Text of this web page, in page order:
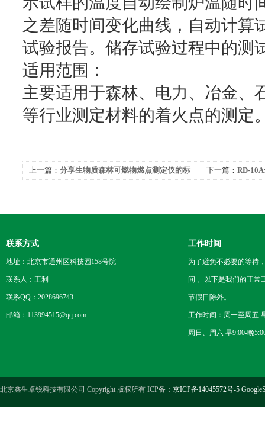
之差随时间变化曲线，自动计算
试验报告。储存试验过程中的测
适用范围：
主要适用于森林、电力、冶金、
等行业测定材料的着火点的测
上一篇： 分享生物质森林可燃物燃点测定仪的标
下一篇： RD-
联系方式
地址：北京市通州区科技园158号院
联系人：王利
联系QQ：2028696743
邮箱：113994515@qq.com
工作时间
为了避免不必要的等待
间 。以下是我们的正常
节假日除外。
工作时间：周一至周五
周日、周六 早9:00-晚
北京鑫生卓锐科技有限公司 Copyright 版权所有 ICP备： 京ICP备14045572号-5